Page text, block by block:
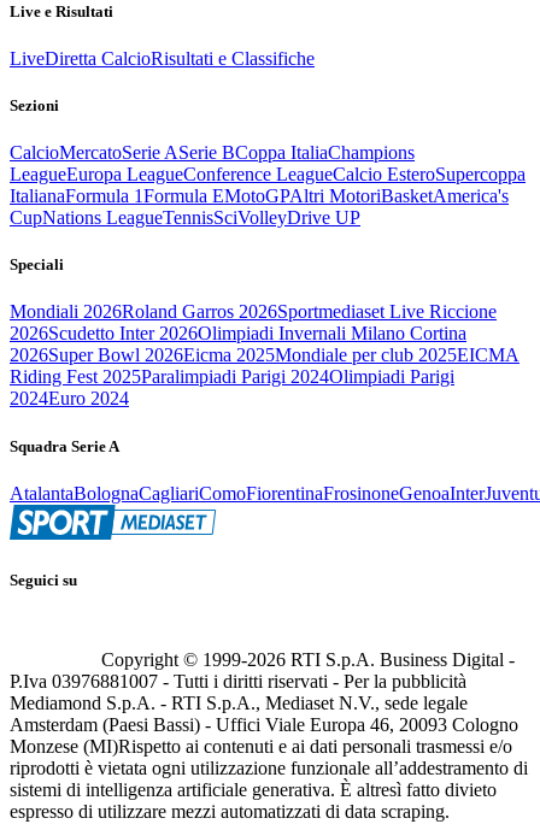
Live e Risultati
LiveDiretta CalcioRisultati e Classifiche
Sezioni
CalcioMercatoSerie ASerie BCoppa ItaliaChampions
LeagueEuropa LeagueConference LeagueCalcio EsteroSupercoppa
ItalianaFormula 1Formula EMotoGPAltri MotoriBasketAmerica's
CupNations LeagueTennisSciVolleyDrive UP
Speciali
Mondiali 2026Roland Garros 2026Sportmediaset Live Riccione
2026Scudetto Inter 2026Olimpiadi Invernali Milano Cortina
2026Super Bowl 2026Eicma 2025Mondiale per club 2025EICMA
Riding Fest 2025Paralimpiadi Parigi 2024Olimpiadi Parigi
2024Euro 2024
Squadra Serie A
AtalantaBolognaCagliariComoFiorentinaFrosinoneGenoaInter
Seguici su
Copyright © 1999-2026 RTI S.p.A. Business Digital -
P.Iva 03976881007 - Tutti i diritti riservati - Per la pubblicità
Mediamond S.p.A. - RTI S.p.A., Mediaset N.V., sede legale
Amsterdam (Paesi Bassi) - Uffici Viale Europa 46, 20093 Cologno
Monzese (MI)Rispetto ai contenuti e ai dati personali trasmessi e/o
riprodotti è vietata ogni utilizzazione funzionale all’addestramento di
sistemi di intelligenza artificiale generativa. È altresì fatto divieto
espresso di utilizzare mezzi automatizzati di data scraping.